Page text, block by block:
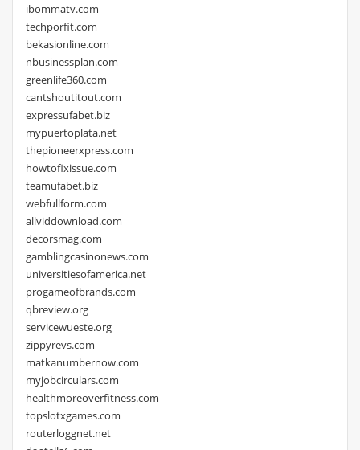
ibommatv.com
techporfit.com
bekasionline.com
nbusinessplan.com
greenlife360.com
cantshoutitout.com
expressufabet.biz
mypuertoplata.net
thepioneerxpress.com
howtofixissue.com
teamufabet.biz
webfullform.com
allviddownload.com
decorsmag.com
gamblingcasinonews.com
universitiesofamerica.net
progameofbrands.com
qbreview.org
servicewueste.org
zippyrevs.com
matkanumbernow.com
myjobcirculars.com
healthmoreoverfitness.com
topslotxgames.com
routerloggnet.net